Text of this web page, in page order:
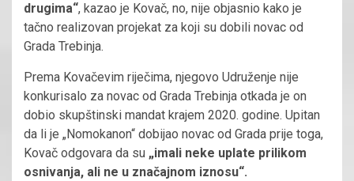
drugima“, kazao je Kovač, no, nije objasnio kako je
tačno realizovan projekat za koji su dobili novac od
Grada Trebinja.
Prema Kovačevim riječima, njegovo Udruženje nije
konkurisalo za novac od Grada Trebinja otkada je on
dobio skupštinski mandat krajem 2020. godine. Upitan
da li je „Nomokanon“ dobijao novac od Grada prije toga,
Kovač odgovara da su „imali neke uplate prilikom
osnivanja, ali ne u značajnom iznosu“.